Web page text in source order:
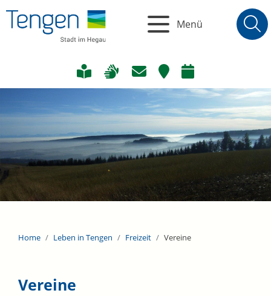
Menü
Home Leben in Tengen Freizeit Vereine
Vereine